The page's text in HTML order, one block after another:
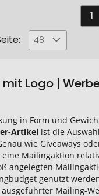
Sie
1
48
Logo |
in Form und
Artikel ist die
wie Giveaways
Mailingaktion
angelegten
genutzt
Mailing-